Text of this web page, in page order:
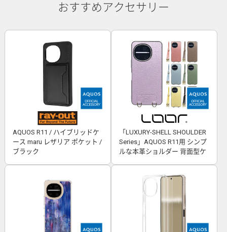
おすすめアクセサリー
AQUOS R11 / ハイブリッドケ
ース maru レザリア ポケット /
ブラック
「LUXURY-SHELL SHOULDER
Series」AQUOS R11用 シンプ
ルな本革ショルダー 背面型ケ